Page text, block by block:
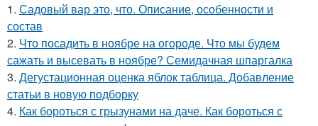
1. Садовый вар это, что. Описание, особенности и
состав
2. Что посадить в ноябре на огороде. Что мы будем
сажать и высевать в ноябре? Семидачная шпаргалка
3. Дегустационная оценка яблок таблица. Добавление
статьи в новую подборку
4. Как бороться с грызунами на даче. Как бороться с